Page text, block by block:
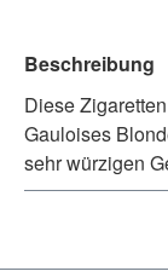
Beschreibung
Diese
Gauloises
sehr würzigen